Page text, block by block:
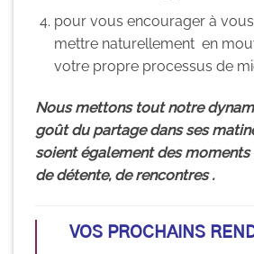
pour vous encourager à vous
mettre naturellement en
votre propre processus de
Nous mettons tout notre
goût du partage dans ses
soient également des
de détente, de rencontres .
VOS PROCHAINS